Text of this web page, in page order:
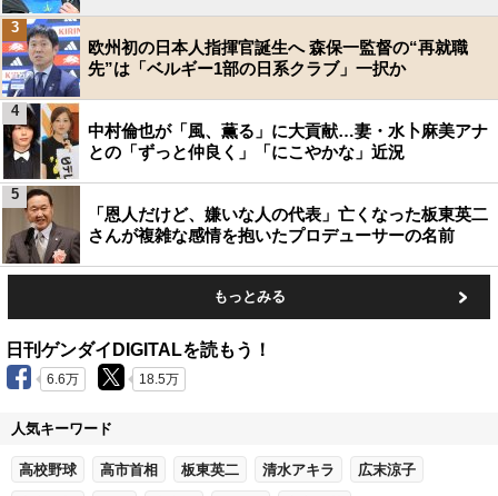
欧州初の日本人指揮官誕生へ 森保一監督の“再就職
先”は「ベルギー1部の日系クラブ」一択か
3
中村倫也が「風、薫る」に大貢献…妻・水卜麻美アナ
との「ずっと仲良く」「にこやかな」近況
4
「恩人だけど、嫌いな人の代表」亡くなった板東英二
さんが複雑な感情を抱いたプロデューサーの名前
5
もっとみる
日刊ゲンダイDIGITALを読もう！
6.6万 18.5万
人気キーワード
高校野球 高市首相 板東英二 清水アキラ 広末涼子